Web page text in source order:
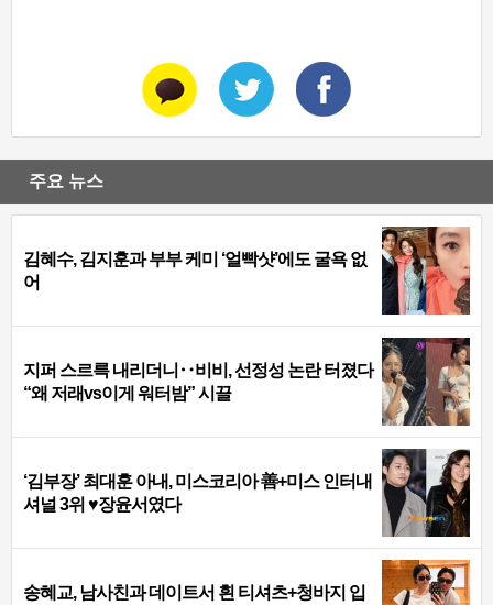
주요 뉴스
김혜수, 김지훈과 부부 케미 ‘얼빡샷’에도 굴욕 없
어
지퍼 스르륵 내리더니‥비비, 선정성 논란 터졌다
“왜 저래vs이게 워터밤” 시끌
‘김부장’ 최대훈 아내, 미스코리아 善+미스 인터내
셔널 3위 ♥장윤서였다
송혜교, 남사친과 데이트서 흰 티셔츠+청바지 입